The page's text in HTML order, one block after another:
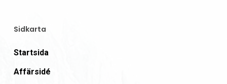
Sidkarta
Startsida
Affärsidé